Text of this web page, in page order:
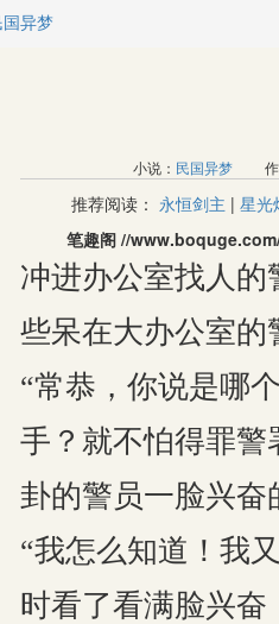
国异梦
小说： 民国异梦 作
推荐阅读： 永恒剑主 | 星光
笔趣阁 //
冲进办公室找人
些呆在大办公室的
“常恭，你说是哪
手？就不怕得罪警
卦的警员一脸兴奋
“我怎么知道！我
时看了看满脸兴